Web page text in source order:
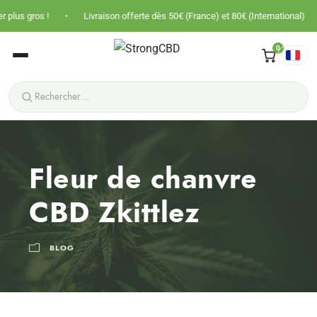
• Livraison offerte dès 50€ (France) et 80€ (International) • Prix
0
Fleur de chanvre
CBD Zkittlez
BLOG